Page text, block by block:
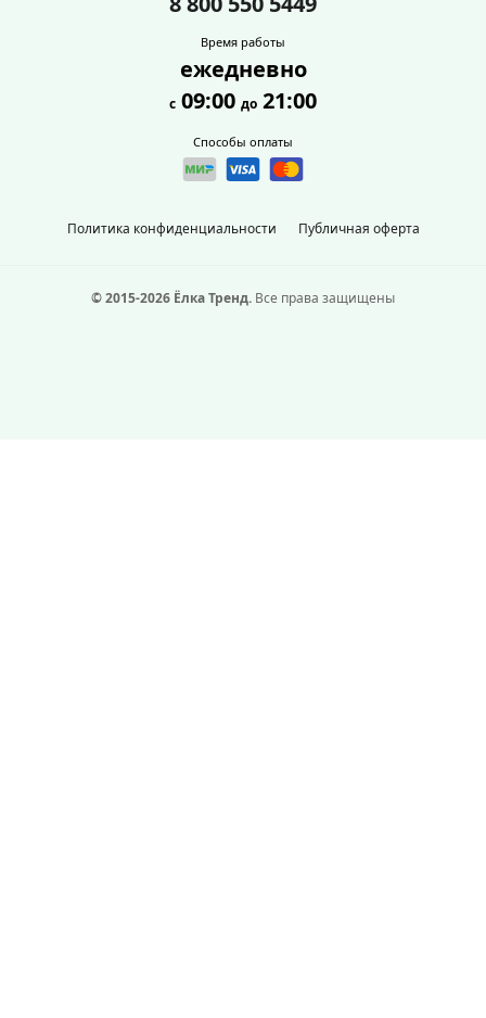
Политика конфиденциальности Публичная оферта
Время работы
ежедневно
с 09:00 до 21:00
Способы оплаты
© 2015-2026 Ёлка Тренд. Все права защищены